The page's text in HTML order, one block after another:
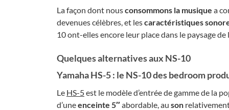
La façon dont nousconsommons la musique a
devenues célèbres, et lescaractéristiques
10 ont-elles encore leur place dans le paysage de
Quelques alternatives aux NS-10
Yamaha HS-5 : le NS-10 des bedroom
Le HS-5est le modèle d’entrée de gamme de la
d’uneenceinte 5″abordable, au son